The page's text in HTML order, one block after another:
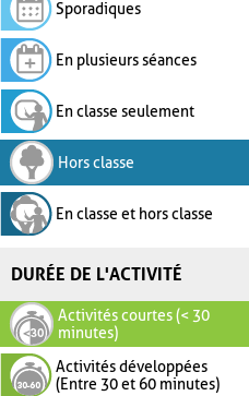
Sporadiques
En plusieurs séances
En classe seulement
Hors classe
En classe et hors classe
DURÉE DE L'ACTIVITÉ
Activités courtes (< 30
minutes)
Activités développées
(Entre 30 et 60 minutes)